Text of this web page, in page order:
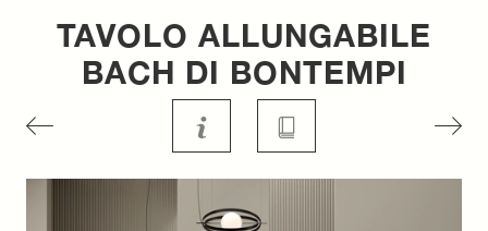
TAVOLO ALLUNGABILE
BACH DI BONTEMPI